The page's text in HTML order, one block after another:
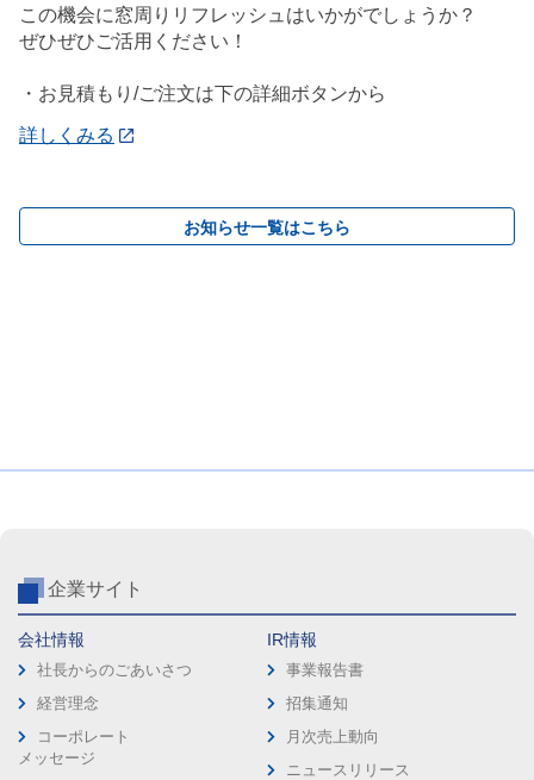
この機会に窓周りリフレッシュはいかがでしょうか？
ぜひぜひご活用ください！
・お見積もり/ご注文は下の詳細ボタンから
詳しくみる
お知らせ一覧はこちら
企業サイト
会社情報
社長からのごあいさつ
経営理念
コーポレート
メッセージ
IR情報
事業報告書
招集通知
月次売上動向
ニュースリリース